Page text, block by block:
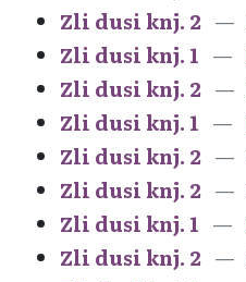
Zli dusi knj. 2
Zli dusi knj. 1
Zli dusi knj. 2
Zli dusi knj. 1
Zli dusi knj. 2
Zli dusi knj. 2
Zli dusi knj. 1
Zli dusi knj. 2